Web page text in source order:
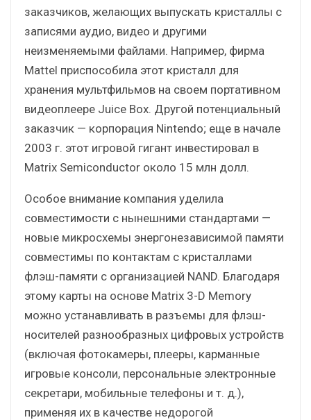
заказчиков, желающих выпускать кристаллы с
записями аудио, видео и другими
неизменяемыми файлами. Например, фирма
Mattel приспособила этот кристалл для
хранения мультфильмов на своем портативном
видеоплеере Juice Box. Другой потенциальный
заказчик — корпорация Nintendo; еще в начале
2003 г. этот игровой гигант инвестировал в
Matrix Semiconductor около 15 млн долл.
Особое внимание компания уделила
совместимости с нынешними стандартами —
новые микросхемы энергонезависимой памяти
совместимы по контактам с кристаллами
флэш-памяти с организацией NAND. Благодаря
этому карты на основе Matrix 3-D Memory
можно устанавливать в разъемы для флэш-
носителей разнообразных цифровых устройств
(включая фотокамеры, плееры, карманные
игровые консоли, персональные электронные
секретари, мобильные телефоны и т. д.),
применяя их в качестве недорогой